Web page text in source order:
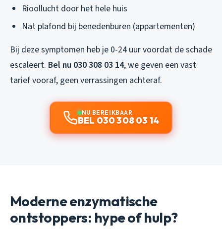
Rioollucht door het hele huis
Nat plafond bij benedenburen (appartementen)
Bij deze symptomen heb je 0-24 uur voordat de schade
escaleert. Bel nu 030 308 03 14, we geven een vast
tarief vooraf, geen verrassingen achteraf.
NU BEREIKBAAR
BEL 030 308 03 14
Moderne enzymatische
ontstoppers: hype of hulp?